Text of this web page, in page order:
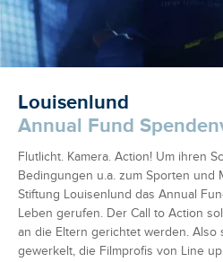
Louisenlund
Annual Fund
Flutlicht. Kamera. Action! Um ihren
Bedingungen u.a. zum Sporten und
Stiftung Louisenlund das Annual
Leben gerufen. Der Call to Action
an die Eltern gerichtet werden. Also
gewerkelt, die Filmprofis von Line